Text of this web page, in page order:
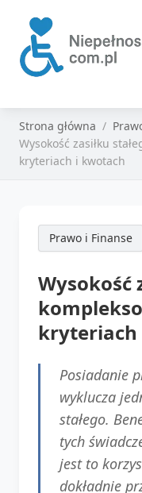
Strona główna
Wysokość zasiłku
kryteriach i kwotach
Prawo i Finanse
Wysokość
kryteriach
Posiadanie
wyklucza
stałego.
tych
jest to
dokładnie